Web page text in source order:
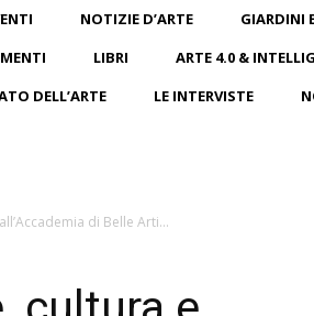
NOTIZIE D’ARTE
GIARDINI
LIBRI
ARTE 4.0 &
DELL’ARTE
LE INTERVISTE
di Belle Arti...